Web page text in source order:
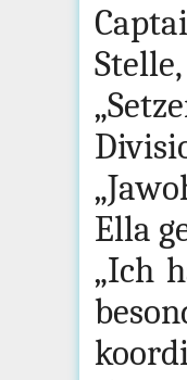
Stelle,
Ella
„Ich